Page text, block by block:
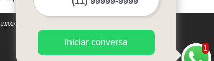
02/1998)
1
Iniciar conversa